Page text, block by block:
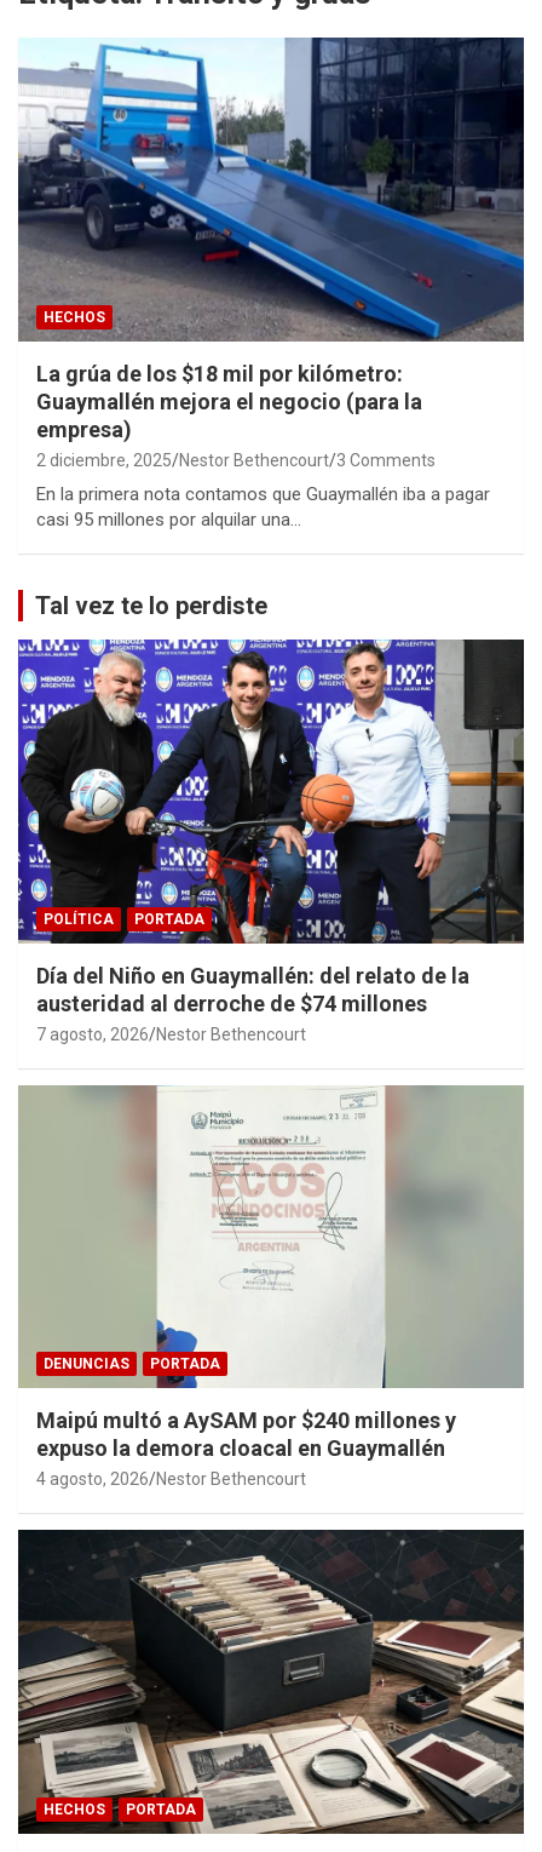
HECHOS
La grúa de los $18 mil por kilómetro:
Guaymallén mejora el negocio (para la
empresa)
2 diciembre, 2025 Nestor Bethencourt 3 Comments
En la primera nota contamos que Guaymallén iba a pagar
casi 95 millones por alquilar una…
Tal vez te lo perdiste
POLÍTICA PORTADA
Día del Niño en Guaymallén: del relato de la
austeridad al derroche de $74 millones
7 agosto, 2026 Nestor Bethencourt
DENUNCIAS PORTADA
Maipú multó a AySAM por $240 millones y
expuso la demora cloacal en Guaymallén
4 agosto, 2026 Nestor Bethencourt
HECHOS PORTADA